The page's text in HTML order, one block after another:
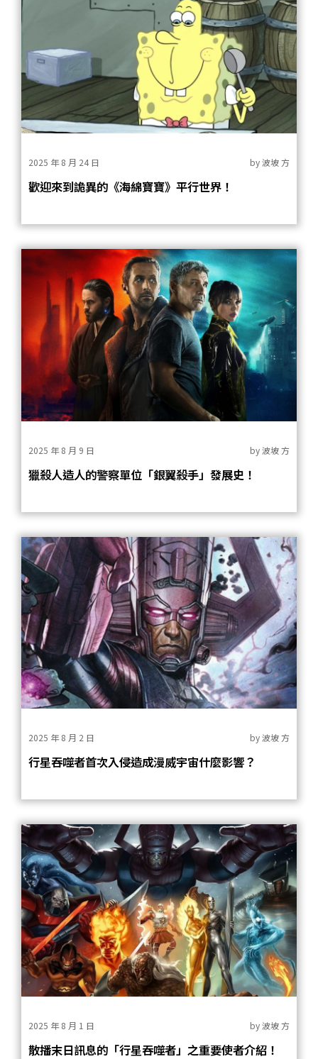
2025 年 8 月 24 日 by波坡 方
歡迎來到詭異的《海綿寶寶》平行世界！
2025 年 8 月 9 日 by波坡 方
獵殺人造人的警察單位「銀翼殺手」發展史！
2025 年 8 月 2 日 by波坡 方
行星吞噬者首次入侵造成漫威宇宙什麼影響？
2025 年 8 月 1 日 by波坡 方
散播末日訊息的「行星吞噬者」之重要使者介紹！